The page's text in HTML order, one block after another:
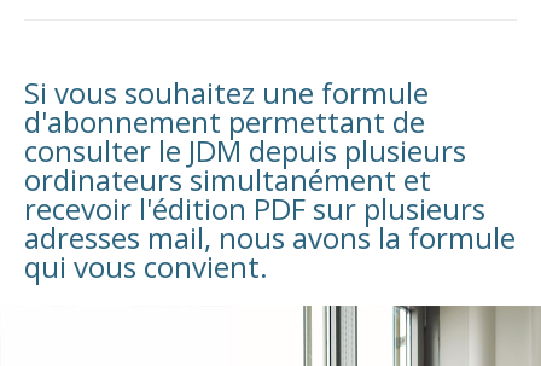
Si vous souhaitez une formule
d'abonnement permettant de
consulter le JDM depuis plusieurs
ordinateurs simultanément et
recevoir l'édition PDF sur plusieurs
adresses mail, nous avons la formule
qui vous convient.